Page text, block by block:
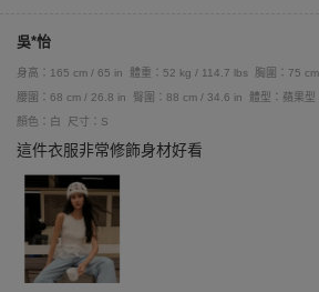
吳*怡
身高：165 cm / 65 in 體重：52 kg / 114.7 lbs
胸圍：75
腰圍：68 cm / 26.8 in
臀圍：88 cm / 34.6 in
體型：蘋果型
顏色：白
尺寸：S
這件衣服非常修飾身材好看